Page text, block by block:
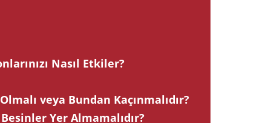
Nasıl Etkiler?
veya Bundan Kaçınmalıdır?
Yer Almamalıdır?